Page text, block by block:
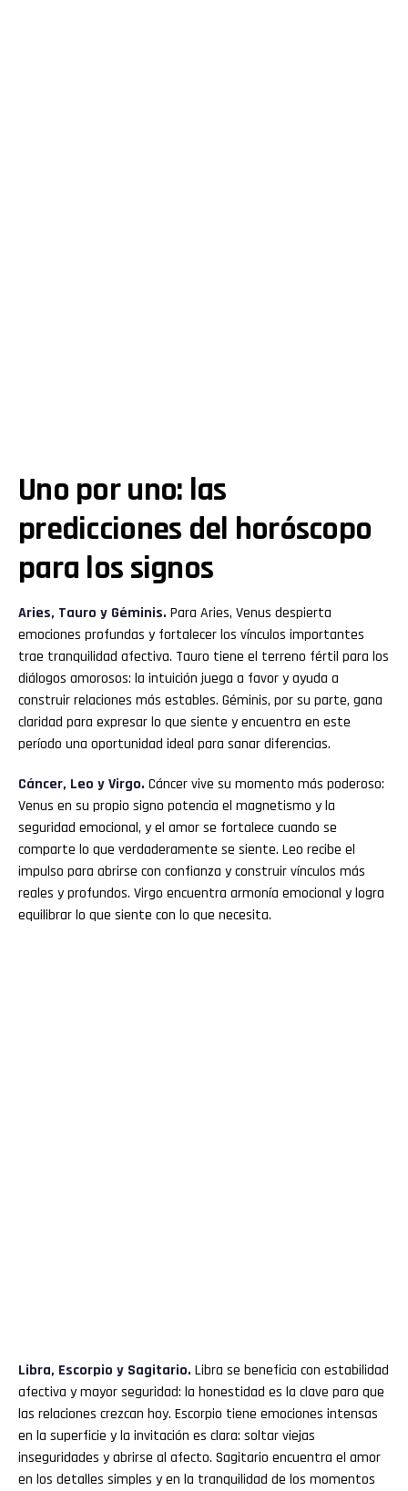
Uno por uno: las
predicciones del horóscopo
para los signos
Aries, Tauro y Géminis. Para Aries, Venus despierta
emociones profundas y fortalecer los vínculos importantes
trae tranquilidad afectiva. Tauro tiene el terreno fértil para los
diálogos amorosos: la intuición juega a favor y ayuda a
construir relaciones más estables. Géminis, por su parte, gana
claridad para expresar lo que siente y encuentra en este
período una oportunidad ideal para sanar diferencias.
Cáncer, Leo y Virgo. Cáncer vive su momento más poderoso:
Venus en su propio signo potencia el magnetismo y la
seguridad emocional, y el amor se fortalece cuando se
comparte lo que verdaderamente se siente. Leo recibe el
impulso para abrirse con confianza y construir vínculos más
reales y profundos. Virgo encuentra armonía emocional y logra
equilibrar lo que siente con lo que necesita.
Libra, Escorpio y Sagitario. Libra se beneficia con estabilidad
afectiva y mayor seguridad: la honestidad es la clave para que
las relaciones crezcan hoy. Escorpio tiene emociones intensas
en la superficie y la invitación es clara: soltar viejas
inseguridades y abrirse al afecto. Sagitario encuentra el amor
en los detalles simples y en la tranquilidad de los momentos